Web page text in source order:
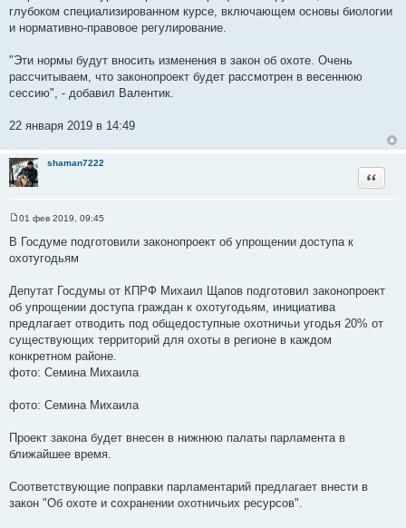
глубоком специализированном курсе, включающем основы биологии
и нормативно-правовое регулирование.
"Эти нормы будут вносить изменения в закон об охоте. Очень
рассчитываем, что законопроект будет рассмотрен в весеннюю
сессию", - добавил Валентик.
22 января 2019 в 14:49
shaman7222
Цитата
о
о
б
н
и
е
01 фев 2019, 09:45
В Госдуме подготовили законопроект об упрощении доступа к
охотугодьям
Депутат Госдумы от КПРФ Михаил Щапов подготовил законопроект
об упрощении доступа граждан к охотугодьям, инициатива
предлагает отводить под общедоступные охотничьи угодья 20% от
существующих территорий для охоты в регионе в каждом
конкретном районе.
фото: Семина Михаила
фото: Семина Михаила
Проект закона будет внесен в нижнюю палаты парламента в
ближайшее время.
Соответствующие поправки парламентарий предлагает внести в
закон "Об охоте и сохранении охотничьих ресурсов".